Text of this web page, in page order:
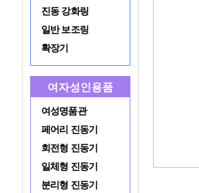
진동 강화링
일반 보조링
확장기
여자성인용품
여성명품관
페어리 진동기
회전형 진동기
일체형 진동기
분리형 진동기